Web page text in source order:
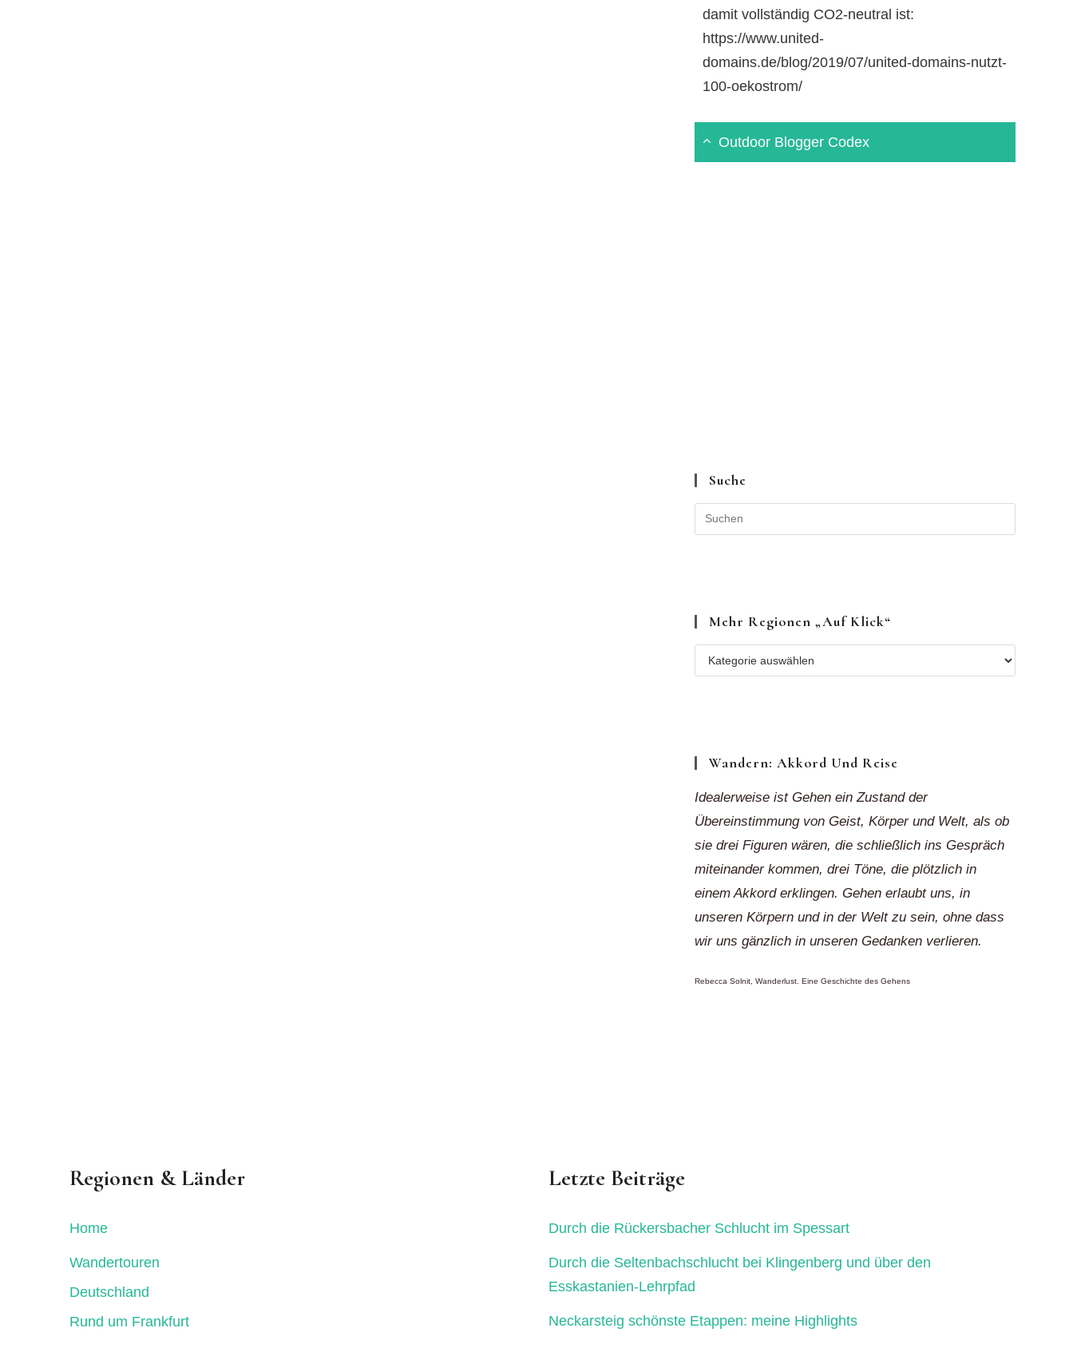
damit vollständig CO2-neutral ist:
https://www.united-
domains.de/blog/2019/07/united-domains-nutzt-
100-oekostrom/
Outdoor Blogger Codex
Suche
Mehr Regionen „auf Klick“
Mehr
Regionen
Wandern: Akkord Und Reise
Idealerweise ist Gehen ein Zustand der
Übereinstimmung von Geist, Körper und Welt, als ob
sie drei Figuren wären, die schließlich ins Gespräch
miteinander kommen, drei Töne, die plötzlich in
einem Akkord erklingen. Gehen erlaubt uns, in
unseren Körpern und in der Welt zu sein, ohne dass
wir uns gänzlich in unseren Gedanken verlieren.
Rebecca Solnit, Wanderlust. Eine Geschichte des Gehens
Regionen & Länder
Home
Wandertouren
Deutschland
Rund um Frankfurt
Letzte Beiträge
Durch die Rückersbacher Schlucht im Spessart
Durch die Seltenbachschlucht bei Klingenberg und über den
Esskastanien-Lehrpfad
Neckarsteig schönste Etappen: meine Highlights